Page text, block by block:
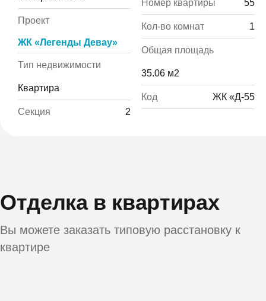
Проект
ЖК «Легенды Девау»
Тип недвижимости
Квартира
Секция 2
Номер квартиры 55
Кол-во комнат 1
Общая площадь
35.06 м2
Код ЖК «Д-55
Отделка в квартирах
Вы можете заказать типовую расстановку к
квартире